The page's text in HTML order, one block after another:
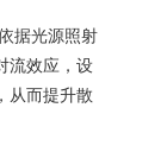
据光源照射
流效应，设
从而提升散